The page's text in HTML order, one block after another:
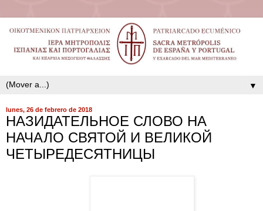
▼
lunes, 26 de febrero de 2018
НАЗИДАТЕЛЬНОЕ СЛОВО НА
НАЧАЛО СВЯТОЙ И ВЕЛИКОЙ
ЧЕТЫРЕДЕСЯТНИЦЫ